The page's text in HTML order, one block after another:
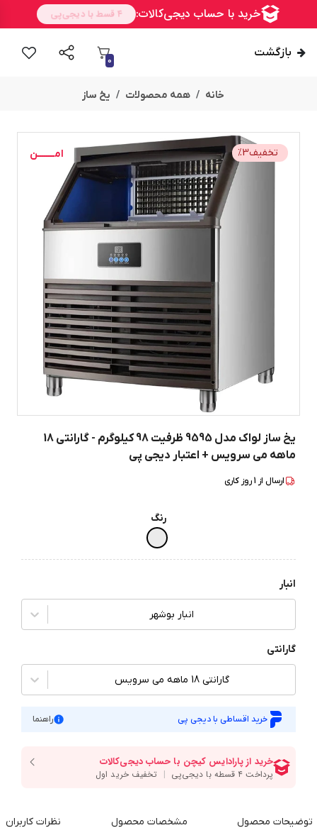
بازگشت
0
خانه همه محصولات یخ ساز
امــــــــن تخفیف %3
یخ ساز لواک مدل 9595 ظرفیت 98 کیلوگرم - گارانتی 18
ماهه می سرویس + اعتبار دیجی پی
ارسال از 1روز کاری
رنگ
انبار
انبار بوشهر
گارانتی
گارانتی 18 ماهه می سرویس
خرید اقساطی با دیجی پی راهنما
توضیحات محصول مشخصات محصول نظرات کاربران